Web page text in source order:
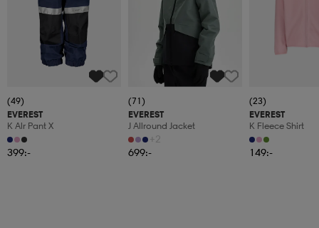
(49)
EVEREST
K Alr Pant X
399:-
(71)
EVEREST
J Allround Jacket
+2
699:-
(23)
EVEREST
K Fleece Shirt
149:-